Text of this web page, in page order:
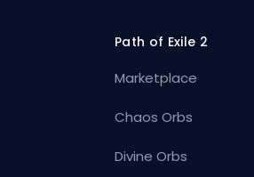
Path of Exile 2
Marketplace
Chaos Orbs
Divine Orbs